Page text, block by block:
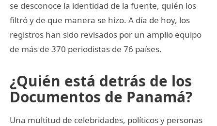
se desconoce la identidad de la fuente, quién los
filtró y de que manera se hizo. A día de hoy, los
registros han sido revisados por un amplio equipo
de más de 370 periodistas de 76 países.
¿Quién está detrás de los
Documentos de Panamá?
Una multitud de celebridades, políticos y personas